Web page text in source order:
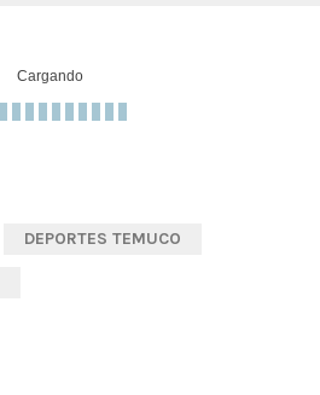
Cargando
DEPORTES TEMUCO